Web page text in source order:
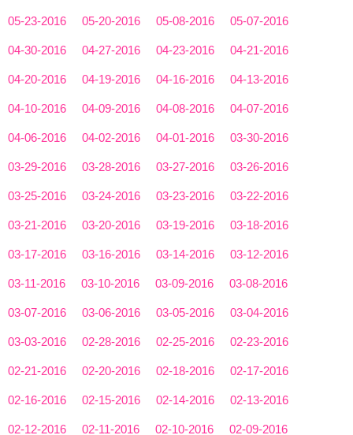
05-23-2016 05-20-2016 05-08-2016 05-07-2016
04-30-2016 04-27-2016 04-23-2016 04-21-2016
04-20-2016 04-19-2016 04-16-2016 04-13-2016
04-10-2016 04-09-2016 04-08-2016 04-07-2016
04-06-2016 04-02-2016 04-01-2016 03-30-2016
03-29-2016 03-28-2016 03-27-2016 03-26-2016
03-25-2016 03-24-2016 03-23-2016 03-22-2016
03-21-2016 03-20-2016 03-19-2016 03-18-2016
03-17-2016 03-16-2016 03-14-2016 03-12-2016
03-11-2016 03-10-2016 03-09-2016 03-08-2016
03-07-2016 03-06-2016 03-05-2016 03-04-2016
03-03-2016 02-28-2016 02-25-2016 02-23-2016
02-21-2016 02-20-2016 02-18-2016 02-17-2016
02-16-2016 02-15-2016 02-14-2016 02-13-2016
02-12-2016 02-11-2016 02-10-2016 02-09-2016